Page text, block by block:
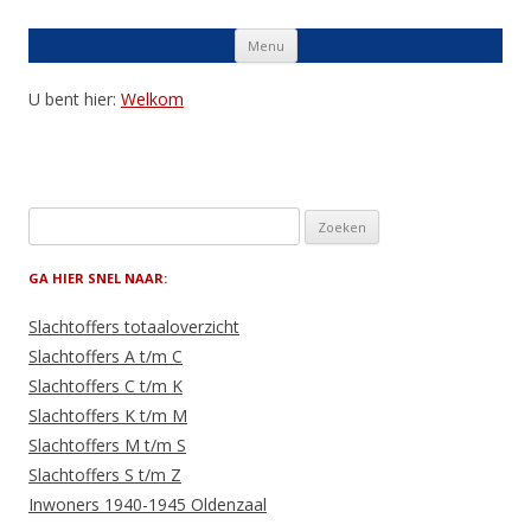
Menu Skip
content
U bent hier: Welkom
naar:
GA HIER SNEL NAAR:
Slachtoffers totaaloverzicht
Slachtoffers A t/m C
Slachtoffers C t/m K
Slachtoffers K t/m M
Slachtoffers M t/m S
Slachtoffers S t/m Z
Inwoners 1940-1945 Oldenzaal